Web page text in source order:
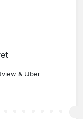
& Uber